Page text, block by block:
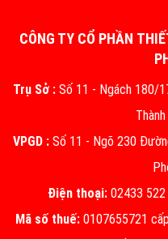
CÔNG TY CỔ PHẦN
Trụ Sở : Số 11 - Ngách 180/
VPGD :Số 11 - Ngõ 230
Điện thoại:02433 522
Mã số thuế:0107655721